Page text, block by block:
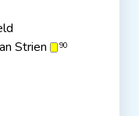
Strien 90